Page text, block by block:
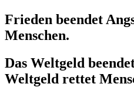
Frieden beendet
Menschen.
Das Weltgeld
Weltgeld rettet